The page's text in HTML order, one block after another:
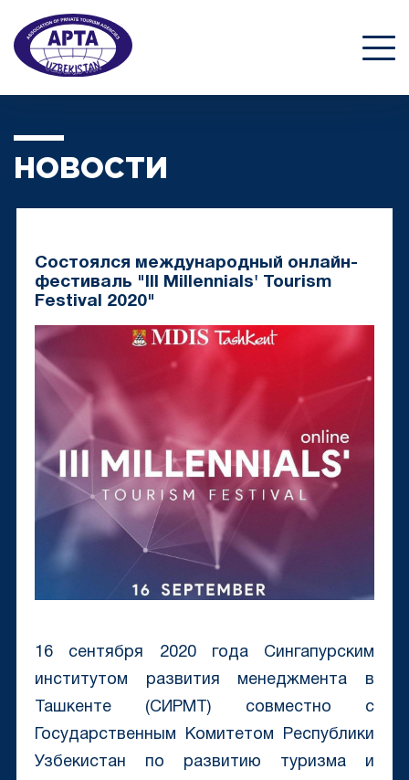
НОВОСТИ
Состоялся международный онлайн-
фестиваль "III Millennials' Tourism
Festival 2020"
16 сентября 2020 года Сингапурским
институтом развития менеджмента в
Ташкенте (СИРМТ) совместно с
Государственным Комитетом Республики
Узбекистан по развитию туризма и